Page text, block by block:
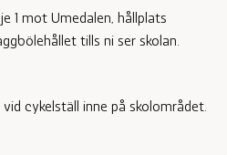
1 mot Umedalen, hållplats
tills ni ser skolan.
cykelställ inne på skolområdet.